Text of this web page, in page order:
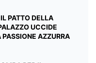
PATTO DELLA
UCCIDE
AZZURRA